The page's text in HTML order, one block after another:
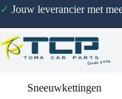
✓ Jouw leverancier met
Sneeuwkettingen